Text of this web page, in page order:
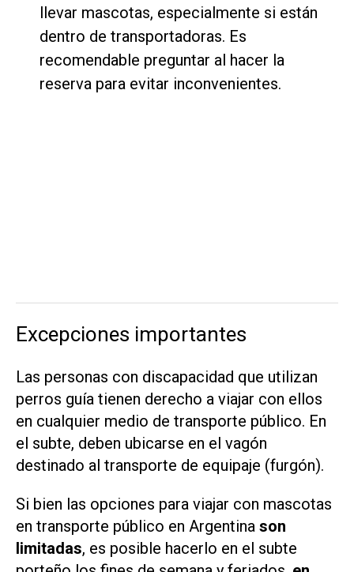
llevar mascotas, especialmente si están
dentro de transportadoras. Es
recomendable preguntar al hacer la
reserva para evitar inconvenientes.
Excepciones importantes
Las personas con discapacidad que utilizan
perros guía tienen derecho a viajar con ellos
en cualquier medio de transporte público. En
el subte, deben ubicarse en el vagón
destinado al transporte de equipaje (furgón).
Si bien las opciones para viajar con mascotas
en transporte público en Argentina son
limitadas, es posible hacerlo en el subte